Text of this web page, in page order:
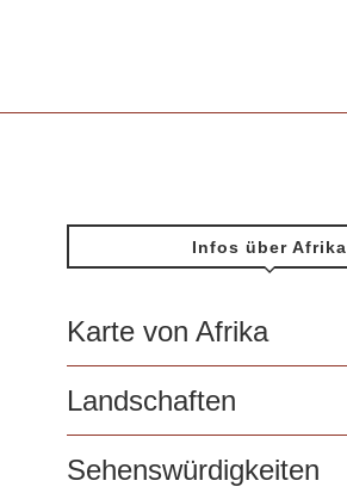
Infos über Afrika
Karte von Afrika
Landschaften
Sehenswürdigkeiten